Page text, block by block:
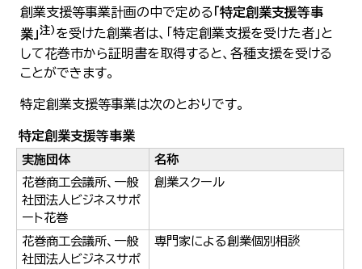
創業支援等事業計画の中で定める「特定創業支援等事
業」注） を受けた創業者は、「特定創業支援を受けた者」と
して花巻市から証明書を取得すると、各種支援を受ける
ことができます。
特定創業支援等事業は次のとおりです。
特定創業支援等事業
実施団体
名称
花巻商工会議所、一般
社団法人ビジネスサポ
ート花巻
創業スクール
花巻商工会議所、一般
社団法人ビジネスサポ
専門家による創業個別相談